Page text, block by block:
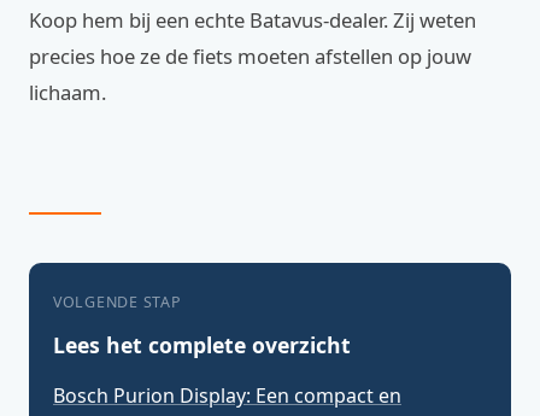
Koop hem bij een echte Batavus-dealer. Zij weten
precies hoe ze de fiets moeten afstellen op jouw
lichaam.
VOLGENDE STAP
Lees het complete overzicht
Bosch Purion Display: Een compact en